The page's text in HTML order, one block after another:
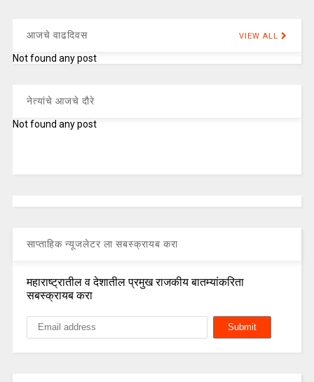
आजचे वाढदिवस VIEW ALL
Not found any post
नेत्यांचे आजचे दौरे
Not found any post
साप्ताहिक न्यूजलेटर ला सबस्क्रायब करा
महाराष्ट्रातील व देशातील प्रमुख राजकीय बातम्यांकरिता
सबस्क्रायब करा